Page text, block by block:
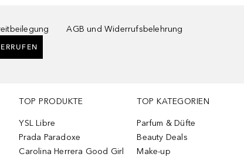
AGB und Widerrufsbelehrung
TOP PRODUKTE
YSL Libre
Prada Paradoxe
Carolina Herrera Good Girl
TOP KATEGORIEN
Parfum & Düfte
Beauty Deals
Make-up